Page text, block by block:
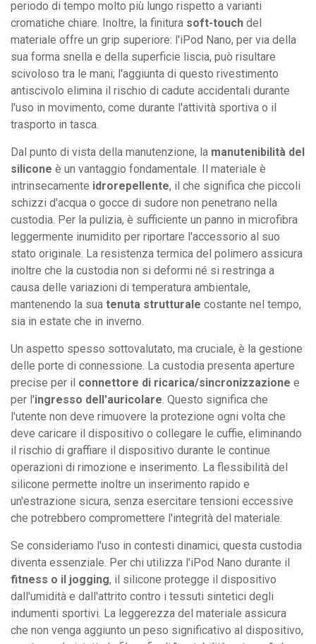
periodo di tempo molto più lungo rispetto a varianti
cromatiche chiare. Inoltre, la finitura soft-touch del
materiale offre un grip superiore: l'iPod Nano, per via della
sua forma snella e della superficie liscia, può risultare
scivoloso tra le mani; l'aggiunta di questo rivestimento
antiscivolo elimina il rischio di cadute accidentali durante
l'uso in movimento, come durante l'attività sportiva o il
trasporto in tasca.
Dal punto di vista della manutenzione, la manutenibilità del
silicone è un vantaggio fondamentale. Il materiale è
intrinsecamente idrorepellente, il che significa che piccoli
schizzi d'acqua o gocce di sudore non penetrano nella
custodia. Per la pulizia, è sufficiente un panno in microfibra
leggermente inumidito per riportare l'accessorio al suo
stato originale. La resistenza termica del polimero assicura
inoltre che la custodia non si deformi né si restringa a
causa delle variazioni di temperatura ambientale,
mantenendo la sua tenuta strutturale costante nel tempo,
sia in estate che in inverno.
Un aspetto spesso sottovalutato, ma cruciale, è la gestione
delle porte di connessione. La custodia presenta aperture
precise per il connettore di ricarica/sincronizzazione e
per l'ingresso dell'auricolare . Questo significa che
l'utente non deve rimuovere la protezione ogni volta che
deve caricare il dispositivo o collegare le cuffie, eliminando
il rischio di graffiare il dispositivo durante le continue
operazioni di rimozione e inserimento. La flessibilità del
silicone permette inoltre un inserimento rapido e
un'estrazione sicura, senza esercitare tensioni eccessive
che potrebbero compromettere l'integrità del materiale.
Se consideriamo l'uso in contesti dinamici, questa custodia
diventa essenziale. Per chi utilizza l'iPod Nano durante il
fitness o il jogging, il silicone protegge il dispositivo
dall'umidità e dall'attrito contro i tessuti sintetici degli
indumenti sportivi. La leggerezza del materiale assicura
che non venga aggiunto un peso significativo al dispositivo,